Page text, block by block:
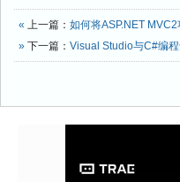
« 上一篇： 如何将ASP.NET
» 下一篇： Visual Studio与C#编